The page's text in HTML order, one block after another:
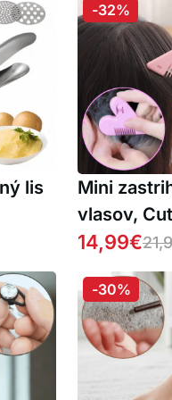
lis
Mini
vlasov,
(1+1
14,99€
-32%
-30%